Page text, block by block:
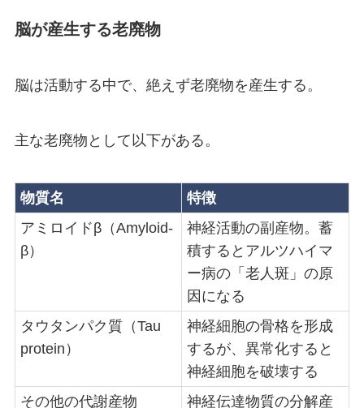
脳が産生する老廃物
脳は活動する中で、絶えず老廃物を産生する。
主な老廃物として以下がある。
物質名
特徴
アミロイドβ（Amyloid-
β）
神経活動の副産物。蓄
積するとアルツハイマ
ー病の「老人斑」の原
因になる
タウタンパク質（Tau
protein）
神経細胞の骨格を形成
するが、異常化すると
神経細胞を破壊する
その他の代謝産物
神経伝達物質の分解産